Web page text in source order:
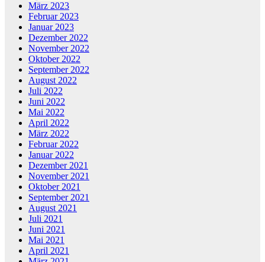
März 2023
Februar 2023
Januar 2023
Dezember 2022
November 2022
Oktober 2022
September 2022
August 2022
Juli 2022
Juni 2022
Mai 2022
April 2022
März 2022
Februar 2022
Januar 2022
Dezember 2021
November 2021
Oktober 2021
September 2021
August 2021
Juli 2021
Juni 2021
Mai 2021
April 2021